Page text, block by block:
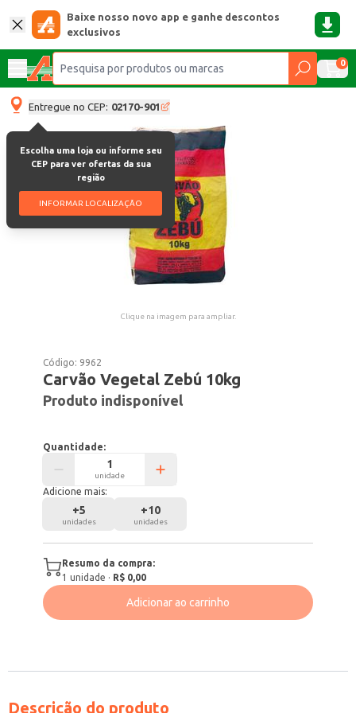
Baixe nosso novo app e ganhe descontos
exclusivos
0
Entregue no CEP: 02170-901
Escolha uma loja ou informe seu
CEP para ver ofertas da sua
região
INFORMAR LOCALIZAÇÃO
Clique na imagem para ampliar.
Código: 9962
Carvão Vegetal Zebú 10kg
Produto indisponível
Quantidade:
unidade
Adicione mais:
+5
unidades
+10
unidades
Resumo da compra:
1 unidade · R$ 0,00
Adicionar ao carrinho
Descrição do produto